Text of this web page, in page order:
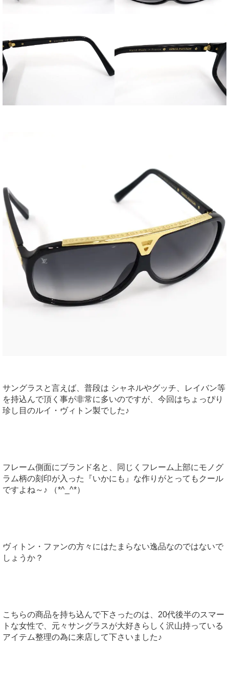
サングラスと言えば、普段は シャネルやグッチ、レイバン等
を持込んで頂く事が非常に多いのですが、今回はちょっぴり
珍し目のルイ・ヴィトン製でした♪
フレーム側面にブランド名と、同じくフレーム上部にモノグ
ラム柄の刻印が入った『いかにも』な作りがとってもクール
ですよね～♪ （*^_^*）
ヴィトン・ファンの方々にはたまらない逸品なのではないで
しょうか？
こちらの商品を持ち込んで下さったのは、20代後半のスマー
トな女性で、元々サングラスが大好きらしく沢山持っている
アイテム整理の為に来店して下さいました♪